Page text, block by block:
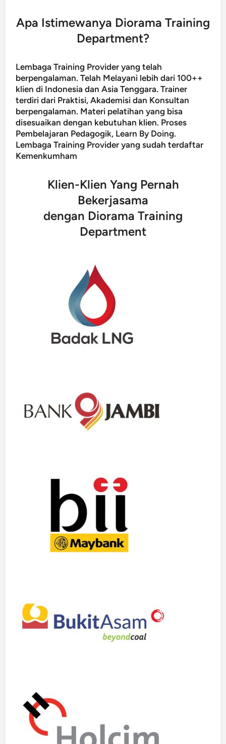
Apa Istimewanya Diorama Training
Department?
Lembaga Training Provider yang telah
berpengalaman. Telah Melayani lebih dari 100++
klien di Indonesia dan Asia Tenggara. Trainer
terdiri dari Praktisi, Akademisi dan Konsultan
berpengalaman. Materi pelatihan yang bisa
disesuaikan dengan kebutuhan klien. Proses
Pembelajaran Pedagogik, Learn By Doing.
Lembaga Training Provider yang sudah terdaftar
Kemenkumham
Klien-Klien Yang Pernah
Bekerjasama
dengan Diorama Training
Department